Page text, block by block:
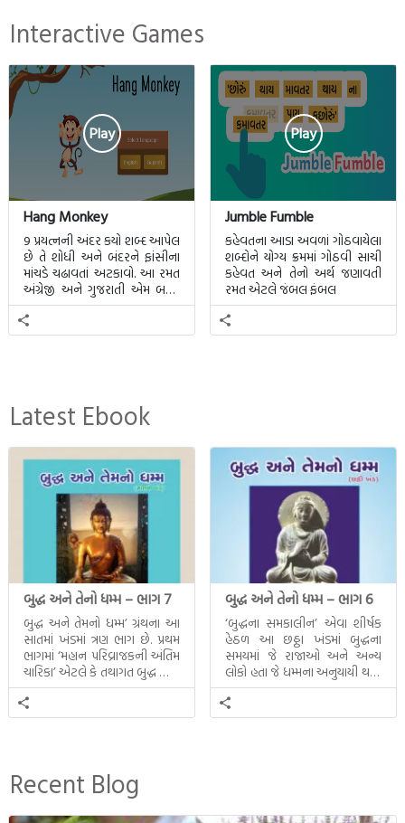
Interactive Games
Play
Hang Monkey
9 પ્રયત્નની અંદર કયો શબ્દ આપેલ
છે તે શોધી અને બંદરને ફાંસીના
માંચડે ચઢાવતાં અટકાવો. આ રમત
અંગ્રેજી અને ગુજરાતી એમ બન્ને
ભાષા માટે રમી શકાશે.
Play
Jumble Fumble
કહેવતના આડા અવળાં ગોઠવાયેલા
શબ્દોને યોગ્ય ક્રમમાં ગોઠવી સાચી
કહેવત અને તેનો અર્થ જણાવતી
રમત એટલે જંબલ ફંબલ
Latest Ebook
બુદ્ધ અને તેનો ધમ્મ – ભાગ 7
બુદ્ધ અને તેમનો ધમ્મ’ ગ્રંથના આ
સાતમાં ખંડમાં ત્રણ ભાગ છે. પ્રથમ
ભાગમાં ‘મહાન પરિવ્રાજકની અંતિમ
ચારિકા’ એટલે કે તથાગત બુદ્ધ સાથે
સતત પરિભ્રમણ કરતા સહચારીઓ
સાથે ફરી એકવારની
મુલાકાત, બીજા ભાગમાં તથાગતે
ઉત્તરાધિકારી તરીકે સ્થાપે છે તે
દૃશ્યો અંકિત થયાં છે. ટૂંકમાં બુદ્ધનાં
જીવનના અંતિમ દિવસોની યાત્રાનો
બુદ્ધ અને તેનો ધમ્મ – ભાગ 6
‘બુદ્ધના સમકાલીન’ એવા શીર્ષક
હેઠળ આ છઠ્ઠા ખંડમાં બુદ્ધના
સમયમાં જે રાજાઓ અને અન્ય
લોકો હતા જે ધમ્મના અનુયાયી થયા.
તેમનો અને બુદ્ધ વચ્ચે થયેલો
સત્સંગ વીશે જાણકારી મળે છે.
Recent Blog